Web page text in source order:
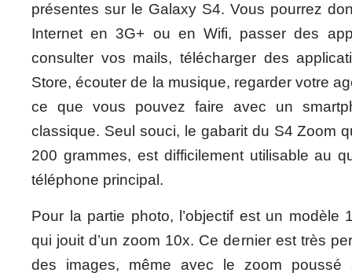
présentes sur le Galaxy S4. Vous pourrez
Internet en 3G+ ou en Wifi, passer des
consulter vos mails, télécharger des
Store, écouter de la musique, regarder votre
ce que vous pouvez faire avec un
classique. Seul souci, le gabarit du S4 Zoom
200 grammes, est difficilement utilisable au
téléphone principal.
Pour la partie photo, l’objectif est un modèle
qui jouit d’un zoom 10x. Ce dernier est très
des images, même avec le zoom poussé